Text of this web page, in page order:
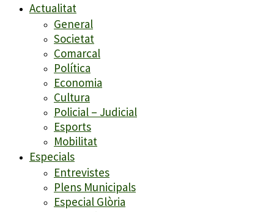
Actualitat
General
Societat
Comarcal
Política
Economia
Cultura
Policial – Judicial
Esports
Mobilitat
Especials
Entrevistes
Plens Municipals
Especial Glòria